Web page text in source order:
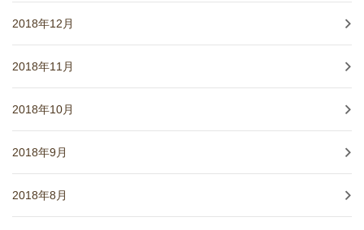
2018年12月
2018年11月
2018年10月
2018年9月
2018年8月